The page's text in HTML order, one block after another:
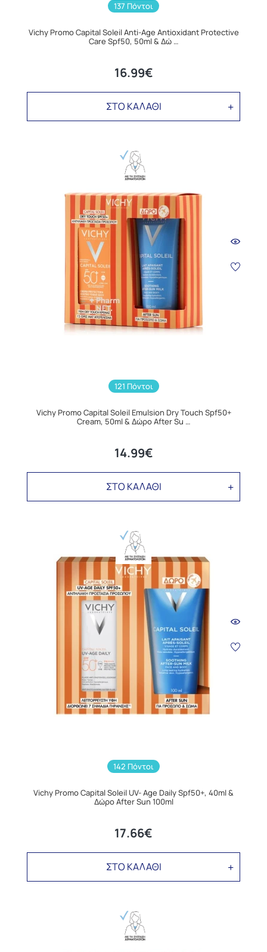
137 Πόντοι
Vichy Promo Capital Soleil Anti-Age Antioxidant Protective
Care Spf50, 50ml & Δώ …
16.99€
ΣΤΟ ΚΑΛΑΘΙ
121 Πόντοι
Vichy Promo Capital Soleil Emulsion Dry Touch Spf50+
Cream, 50ml & Δώρο After Su …
14.99€
ΣΤΟ ΚΑΛΑΘΙ
142 Πόντοι
Vichy Promo Capital Soleil UV- Age Daily Spf50+, 40ml &
Δώρο After Sun 100ml
17.66€
ΣΤΟ ΚΑΛΑΘΙ